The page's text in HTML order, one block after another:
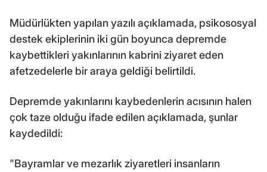
Müdürlükten yapılan yazılı açıklamada, psikososyal
destek ekiplerinin iki gün boyunca depremde
kaybettikleri yakınlarının kabrini ziyaret eden
afetzedelerle bir araya geldiği belirtildi.
Depremde yakınlarını kaybedenlerin acısının halen
çok taze olduğu ifade edilen açıklamada, şunlar
kaydedildi:
"Bayramlar ve mezarlık ziyaretleri insanların